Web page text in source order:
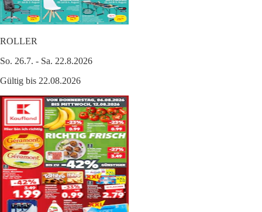
ROLLER
So. 26.7. - Sa. 22.8.2026
Gültig bis 22.08.2026